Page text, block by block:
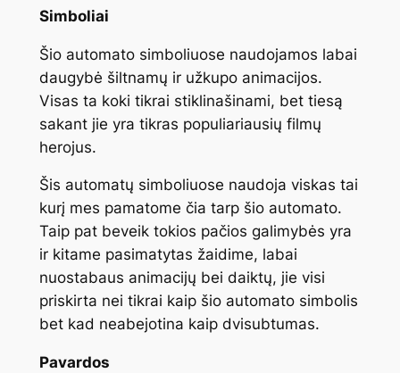
Simboliai
Šio automato simboliuose naudojamos labai
daugybė šiltnamų ir užkupo animacijos.
Visas ta koki tikrai stiklinašinami, bet tiesą
sakant jie yra tikras populiariausių filmų
herojus.
Šis automatų simboliuose naudoja viskas tai
kurį mes pamatome čia tarp šio automato.
Taip pat beveik tokios pačios galimybės yra
ir kitame pasimatytas žaidime, labai
nuostabaus animacijų bei daiktų, jie visi
priskirta nei tikrai kaip šio automato simbolis
bet kad neabejotina kaip dvisubtumas.
Pavardos